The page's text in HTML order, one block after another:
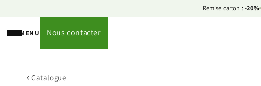
contenu
Remise carton :-20%
MENU Nous contacter
Catalogue